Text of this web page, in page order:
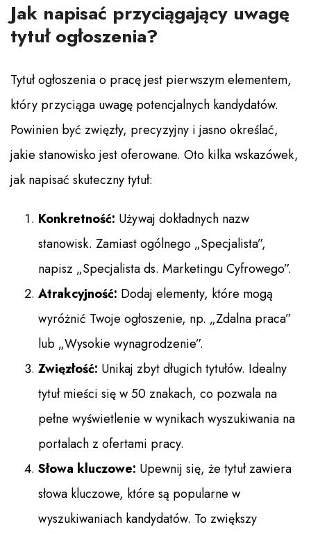
Jak napisać przyciągający uwagę
tytuł ogłoszenia?
Tytuł ogłoszenia o pracę jest pierwszym elementem,
który przyciąga uwagę potencjalnych kandydatów.
Powinien być zwięzły, precyzyjny i jasno określać,
jakie stanowisko jest oferowane. Oto kilka wskazówek,
jak napisać skuteczny tytuł:
Konkretność: Używaj dokładnych nazw
stanowisk. Zamiast ogólnego „Specjalista”,
napisz „Specjalista ds. Marketingu Cyfrowego”.
Atrakcyjność: Dodaj elementy, które mogą
wyróżnić Twoje ogłoszenie, np. „Zdalna praca”
lub „Wysokie wynagrodzenie”.
Zwięzłość: Unikaj zbyt długich tytułów. Idealny
tytuł mieści się w 50 znakach, co pozwala na
pełne wyświetlenie w wynikach wyszukiwania na
portalach z ofertami pracy.
Słowa kluczowe: Upewnij się, że tytuł zawiera
słowa kluczowe, które są popularne w
wyszukiwaniach kandydatów. To zwiększy